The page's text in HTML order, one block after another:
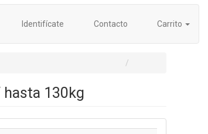
Identifícate Contacto Carrito
hasta 130kg